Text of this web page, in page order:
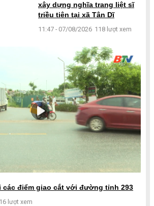
xây dựng nghĩa trang liệt sĩ
triều tiên tại xã Tân Dĩ
11:47 - 07/08/2026 118 lượt xem
các điểm giao cắt với đường tỉnh 293
lượt xem